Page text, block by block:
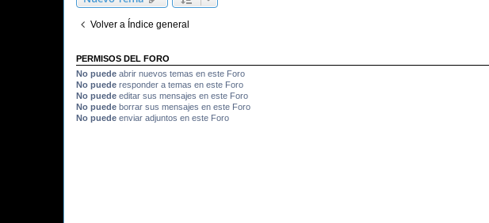
Volver a Índice general
PERMISOS DEL FORO
No puede abrir nuevos temas en este Foro
No puede responder a temas en este Foro
No puede editar sus mensajes en este Foro
No puede borrar sus mensajes en este Foro
No puede enviar adjuntos en este Foro